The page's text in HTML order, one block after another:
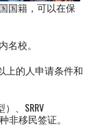
国籍，可以在保
校。
上的人申请条件和
）、SRRV
非移民签证。